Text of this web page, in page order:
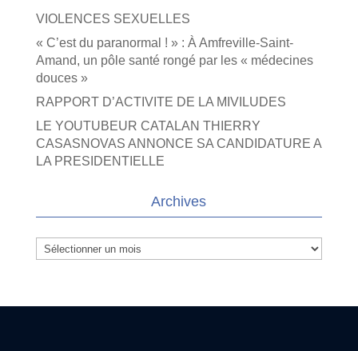
VIOLENCES SEXUELLES
« C’est du paranormal ! » : À Amfreville-Saint-
Amand, un pôle santé rongé par les « médecines
douces »
RAPPORT D’ACTIVITE DE LA MIVILUDES
LE YOUTUBEUR CATALAN THIERRY
CASASNOVAS ANNONCE SA CANDIDATURE A
LA PRESIDENTIELLE
Archives
Archives